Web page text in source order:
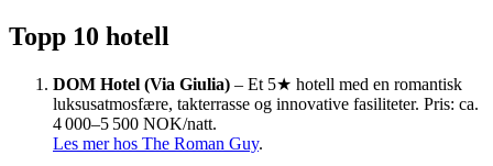
Topp 10 hotell
DOM Hotel (Via Giulia) – Et 5★ hotell med en romantisk
luksusatmosfære, takterrasse og innovative fasiliteter. Pris: ca.
4 000–5 500 NOK/natt.
Les mer hos The Roman Guy.